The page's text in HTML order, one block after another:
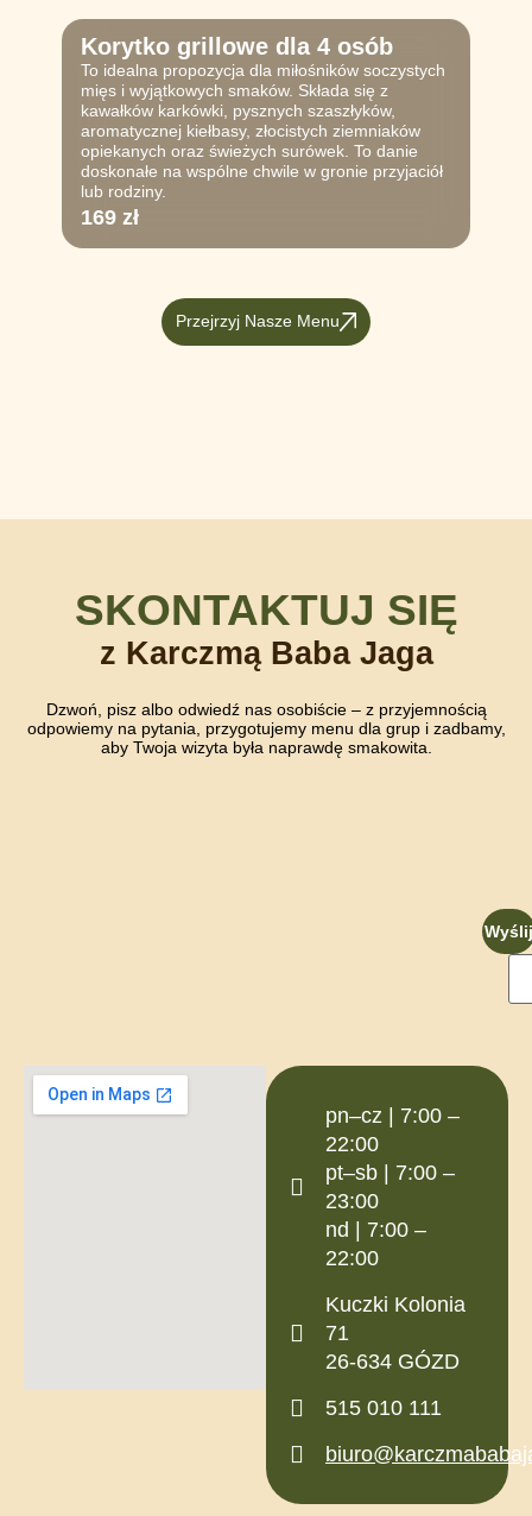
Korytko grillowe dla 4 osób
To idealna propozycja dla miłośników soczystych
mięs i wyjątkowych smaków. Składa się z
kawałków karkówki, pysznych szaszłyków,
aromatycznej kiełbasy, złocistych ziemniaków
opiekanych oraz świeżych surówek. To danie
doskonałe na wspólne chwile w gronie przyjaciół
lub rodziny.
169 zł
Przejrzyj Nasze Menu
SKONTAKTUJ SIĘ
z Karczmą Baba Jaga
Dzwoń, pisz albo odwiedź nas osobiście – z przyjemnością
odpowiemy na pytania, przygotujemy menu dla grup i zadbamy,
aby Twoja wizyta była naprawdę smakowita.
Wyślij
pn–cz | 7:00 –
22:00
pt–sb | 7:00 –
23:00
nd | 7:00 –
22:00
Kuczki Kolonia
71
26-634 GÓZD
515 010 111